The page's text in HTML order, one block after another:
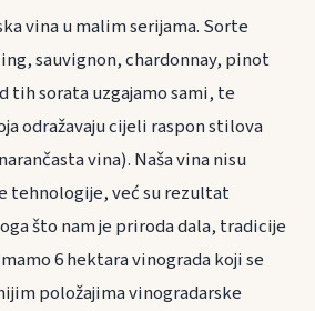
vina u malim serijama. Sorte
sauvignon, chardonnay, pinot
tih sorata uzgajamo sami, te
odražavaju cijeli raspon stilova
vina). Naša vina nisu
tehnologije, već su rezultat
što nam je priroda dala, tradicije
6 hektara vinograda koji se
položajima vinogradarske